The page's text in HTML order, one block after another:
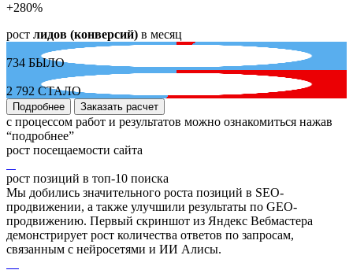
+280%
рост лидов (конверсий) в месяц
734 БЫЛО
2 792 СТАЛО
Подробнее Заказать расчет
с процессом работ и результатов можно ознакомиться нажав
“подробнее”
рост посещаемости сайта
рост позиций в топ-10 поиска
Мы добились значительного роста позиций в SEO-
продвижении, а также улучшили результаты по GEO-
продвижению. Первый скриншот из Яндекс Вебмастера
демонстрирует рост количества ответов по запросам,
связанным с нейросетями и ИИ Алисы.